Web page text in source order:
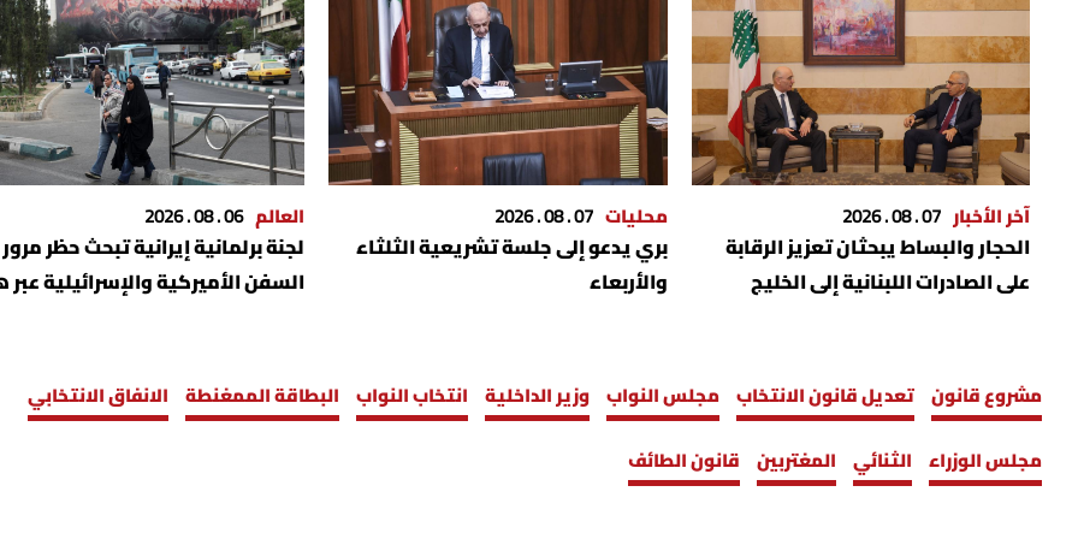
آخر الأخبار 07 . 08 . 2026
الحجار والبساط يبحثان تعزيز الرقابة
على الصادرات اللبنانية إلى الخليج
محليات 07 . 08 . 2026
بري يدعو إلى جلسة تشريعية الثلثاء
والأربعاء
العالم 06 . 08 . 2026
لجنة برلمانية إيرانية تبحث حظر مرور
السفن الأميركية والإسرائيلية عبر
مشروع قانون تعديل قانون الانتخاب مجلس النواب وزير الداخلية انتخاب النواب البطاقة الممغنطة الانفاق الانتخابي
مجلس الوزراء الثنائي المغتربين قانون الطائف